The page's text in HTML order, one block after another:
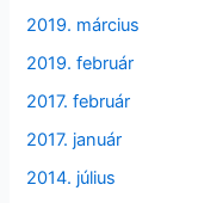
2019. március
2019. február
2017. február
2017. január
2014. július